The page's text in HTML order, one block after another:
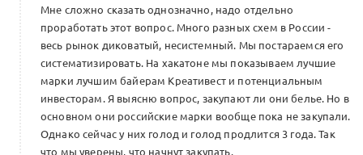
Мне сложно сказать однозначно, надо отдельно
проработать этот вопрос. Много разных схем в России -
весь рынок диковатый, несистемный. Мы постараемся его
систематизировать. На хакатоне мы показываем лучшие
марки лучшим байерам Креативест и потенциальным
инвесторам. Я выясню вопрос, закупают ли они белье. Но в
основном они российские марки вообще пока не закупали.
Однако сейчас у них голод и голод продлится 3 года. Так
что мы уверены, что начнут закупать.